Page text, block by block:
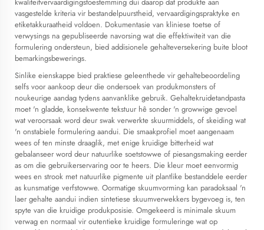
vasgestelde kriteria vir bestandelpuurstheid, vervaardigingspraktyke en
etiketakkuraatheid voldoen. Dokumentasie van kliniese toetse of
verwysings na gepubliseerde navorsing wat die effektiwiteit van die
formulering ondersteun, bied addisionele gehalteversekering buite bloot
bemarkingsbewerings.
Sinlike eienskappe bied praktiese geleenthede vir gehaltebeoordeling
selfs voor aankoop deur die ondersoek van produkmonsters of
noukeurige aandag tydens aanvanklike gebruik. Gehaltekruidetandpasta
moet 'n gladde, konsekwente tekstuur hê sonder 'n growwige gevoel
wat veroorsaak word deur swak verwerkte skuurmiddels, of skeiding wat
'n onstabiele formulering aandui. Die smaakprofiel moet aangenaam
wees of ten minste draaglik, met enige kruidige bitterheid wat
gebalanseer word deur natuurlike soetstowwe of piesangsmaking eerder
as om die gebruikerservaring oor te heers. Die kleur moet eenvormig
wees en strook met natuurlike pigmente uit plantlike bestanddele eerder
as kunsmatige verfstowwe. Oormatige skuumvorming kan paradoksaal 'n
laer gehalte aandui indien sintetiese skuumverwekkers bygevoeg is, ten
spyte van die kruidige produkposisie. Omgekeerd is minimale skuum
verwag en normaal vir outentieke kruidige formuleringe wat op